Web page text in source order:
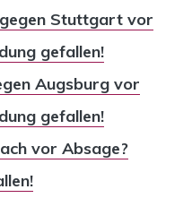
Stuttgart vor
gefallen!
Augsburg vor
gefallen!
vor Absage?